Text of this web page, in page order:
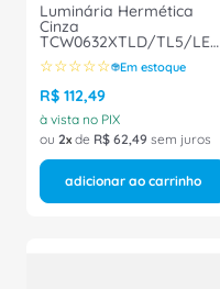
Luminária Hermética
Cinza
TCW0632XTLD/TL5/LED
Philips
☆☆☆☆☆ Em estoque
R$ 112,49
à vista no PIX
ou 2 de R$ 62,49 sem juros
adicionar ao carrinho